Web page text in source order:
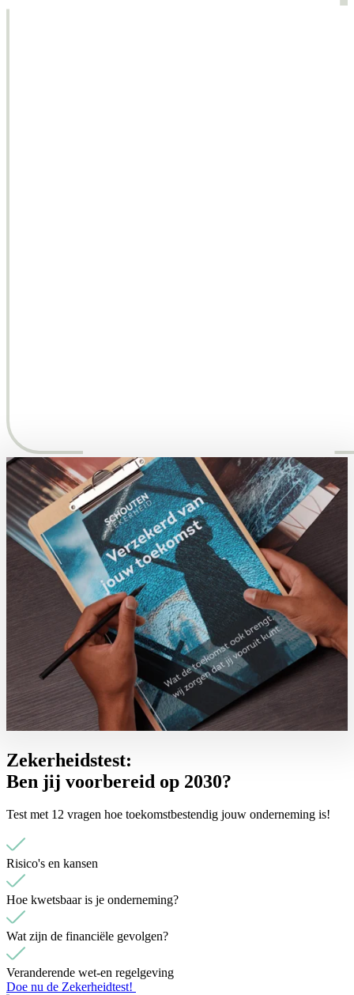
Zekerheidstest:
Ben jij voorbereid op 2030?
Test met 12 vragen hoe toekomstbestendig jouw onderneming is!
Risico's en kansen
Hoe kwetsbaar is je onderneming?
Wat zijn de financiële gevolgen?
Veranderende wet-en regelgeving
Doe nu de Zekerheidtest!